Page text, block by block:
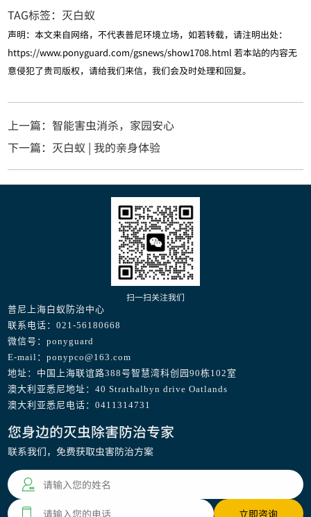
TAG标签： 灭白蚁
声明：本文来自网络，不代表普尼环境立场，如若转载，请注明出处：
https://www.ponyguard.com/gsnews/show1708.html 若本站的内容无
意侵犯了贵司版权，请给我们来信，我们会及时处理和回复。
上一篇：智能害虫消杀，家园安心
下一篇：灭白蚁 | 我的亲身体验
扫一扫关注我们
普尼上海白蚁防治中心
联系电话：021-56180668
微信号：ponyguard
E-mail：ponypco@163.com
地址：中国上海联谊路388号智慧湾科创园90栋102室
澳大利亚悉尼地址：40 Strathalbyn drive Oatlands
澳大利亚悉尼电话：0411314731
您身边的灭虫除害防治专家
联系我们，免费获取虫害防治方案